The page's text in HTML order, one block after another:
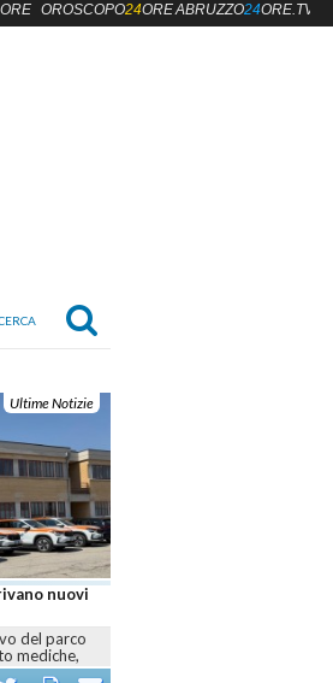
Ultime Notizie
e
e al
elicotteri e
ORE OROSCOPO24OREABRUZZO24ORE.TV